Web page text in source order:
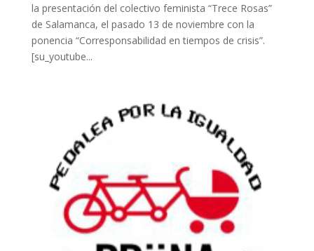
la presentación del colectivo feminista “Trece Rosas”
de Salamanca, el pasado 13 de noviembre con la
ponencia “Corresponsabilidad en tiempos de crisis”.
[su_youtube...